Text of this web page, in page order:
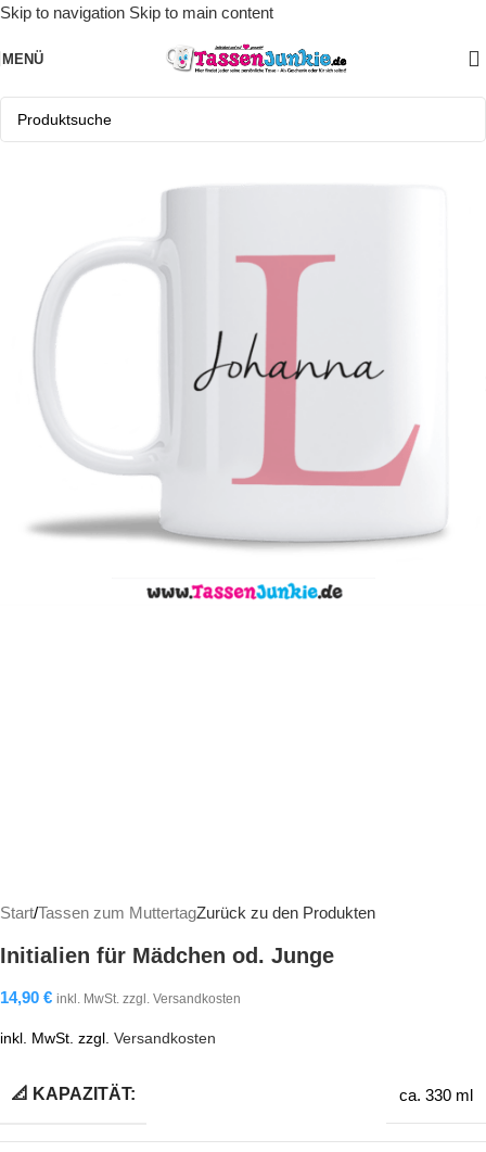
Skip to navigation Skip to main content
MENÜ
Start/Tassen zum MuttertagZurück zu den Produkten
Initialien für Mädchen od. Junge
14,90 € inkl. MwSt. zzgl. Versandkosten
inkl. MwSt. zzgl. Versandkosten
📐 KAPAZITÄT: ca. 330 ml